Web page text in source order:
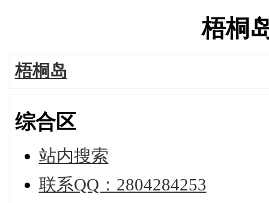
梧桐
梧桐岛
综合区
站内搜索
联系QQ：2804284253